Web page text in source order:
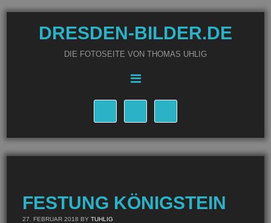
DRESDEN-BILDER.DE
DIE FOTOSEITE VON THOMAS UHLIG
FESTUNG KÖNIGSTEIN
27. FEBRUAR 2018 BYTUHLIG